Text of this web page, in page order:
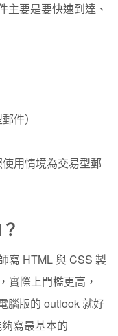
主要是要快速到達、
件）
用情境為交易型郵
寫 HTML 與 CSS 製
實際上門檻更高，
腦版的 outlook 就好
寫最基本的